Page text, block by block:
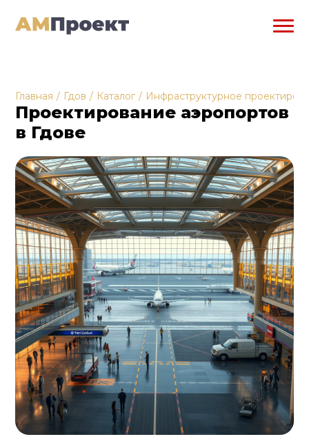
Главная / Гдов / Каталог / Инфраструктурное
Проектирование аэропортов
в Гдове